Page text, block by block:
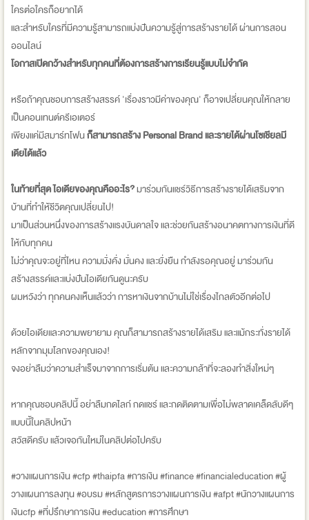
ใครต่อใครก็อยากได้
และสำหรับใครที่มีความรู้สามารถแบ่งปันความรู้สู่การสร้างรายได้ ผ่านการสอน
ออนไลน์
โอกาสเปิดกว้างสำหรับทุกคนที่ต้องการสร้างการเรียนรู้แบบไม่จำกัด
หรือถ้าคุณชอบการสร้างสรรค์ 'เรื่องราวมีค่าของคุณ' ก็อาจเปลี่ยนคุณให้กลาย
เป็นคอนเทนต์ครีเอเตอร์
เพียงแค่มีสมาร์ทโฟนก็สามารถสร้าง Personal Brand และรายได้ผ่านโซเชียลมี
เดียได้แล้ว
ในท้ายที่สุด ไอเดียของคุณคืออะไร?มาร่วมกันแชร์วิธีการสร้างรายได้เสริมจาก
บ้านที่ทำให้ชีวิตคุณเปลี่ยนไป!
มาเป็นส่วนหนึ่งของการสร้างแรงบันดาลใจ และช่วยกันสร้างอนาคตทางการเงินที่ดี
ให้กับทุกคน
ไม่ว่าคุณจะอยู่ที่ไหน ความมั่งคั่ง มั่นคง และยั่งยืน กำลังรอคุณอยู่ มาร่วมกัน
สร้างสรรค์และแบ่งปันไอเดียกันดูนะครับ
ผมหวังว่า ทุกคนคงเห็นแล้วว่า การหาเงินจากบ้านไม่ใช่เรื่องไกลตัวอีกต่อไป
ด้วยไอเดียและความพยายาม คุณก็สามารถสร้างรายได้เสริม และแม้กระทั่งรายได้
หลักจากมุมโลกของคุณเอง!
จงอย่าลืมว่าความสำเร็จมาจากการเริ่มต้น และความกล้าที่จะลองทำสิ่งใหม่ๆ
หากคุณชอบคลิปนี้ อย่าลืมกดไลก์ กดแชร์ และกดติดตามเพื่อไม่พลาดเคล็ดลับดีๆ
แบบนี้ในคลิปหน้า
สวัสดีครับ แล้วเจอกันใหม่ในคลิปต่อไปครับ
#วางแผนการเงิน #cfp #thaipfa #การเงิน #finance #financialeducation #ผู้
วางแผนการลงทุน #อบรม #หลักสูตรการวางแผนการเงิน #afpt #นักวางแผนการ
เงินcfp #ที่ปรึกษาการเงิน #education #การศึกษา